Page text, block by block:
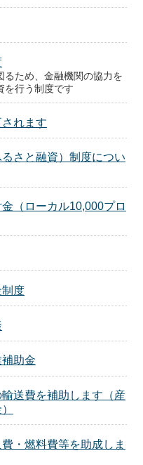
るため、金融機関の協力を
を行う制度です
れます
さと融資）制度につい
（ローカル10,000プロ
度
助金
送費を補助します（産
・燃料費等を助成しま